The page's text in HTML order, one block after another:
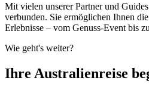
Mit vielen unserer Partner und
verbunden. Sie ermöglichen Ihnen
Erlebnisse – vom Genuss-Event bis
Wie geht's weiter?
Ihre Australienreise